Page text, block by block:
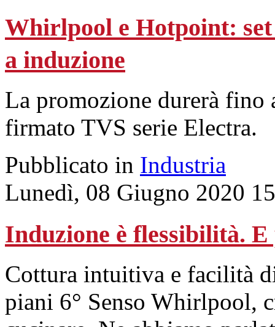
Whirlpool e Hotpoint:
a induzione
La promozione durerà fino
firmato TVS serie Electra.
Pubblicato in Industria
Lunedì, 08 Giugno 2020
Induzione è flessibilità.
Cottura intuitiva e facilità
piani 6° Senso Whirlpool,